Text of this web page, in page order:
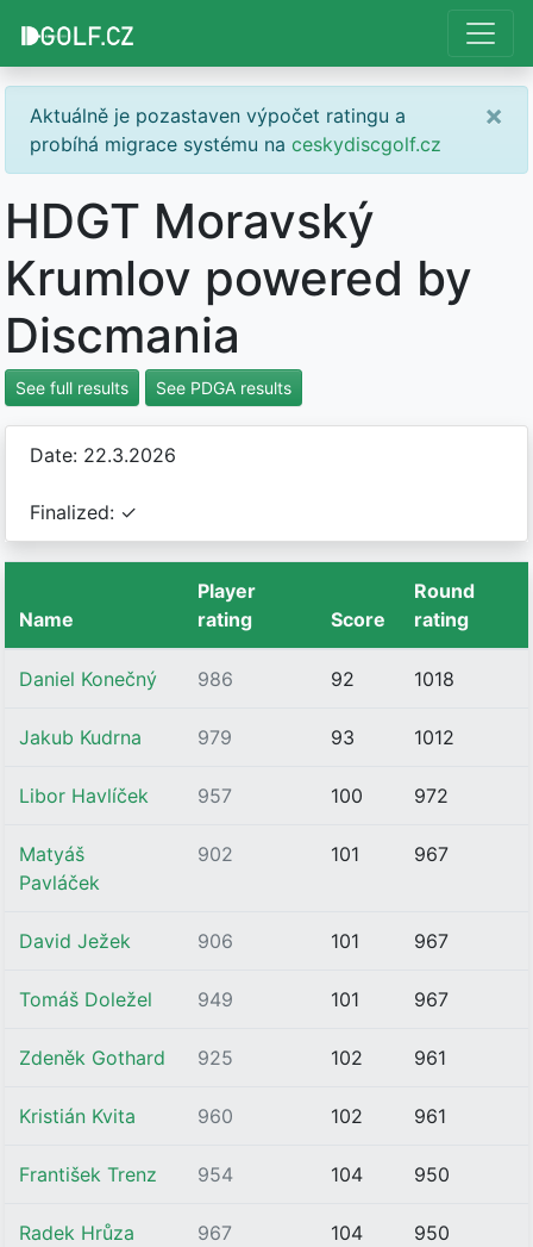
Aktuálně je pozastaven výpočet ratingu a
probíhá migrace systému na ceskydiscgolf.cz
×
HDGT Moravský
Krumlov powered by
Discmania
See full results See PDGA results
Date: 22.3.2026
Finalized: ✓
Name
Player
rating
Score
Round
rating
Daniel Konečný 986 92 1018
Jakub Kudrna 979 93 1012
Libor Havlíček 957 100 972
Matyáš
Pavláček
902 101 967
David Ježek 906 101 967
Tomáš Doležel 949 101 967
Zdeněk Gothard 925 102 961
Kristián Kvita 960 102 961
František Trenz 954 104 950
Radek Hrůza 967 104 950